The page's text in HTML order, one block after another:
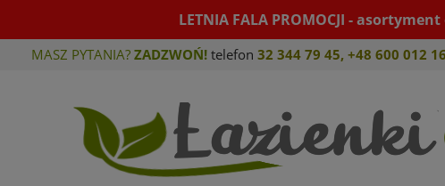
LETNIA FALA PROMOCJI -
MASZ PYTANIA? ZADZWOŃ! telefon 32 344 79 45, +48 600 012